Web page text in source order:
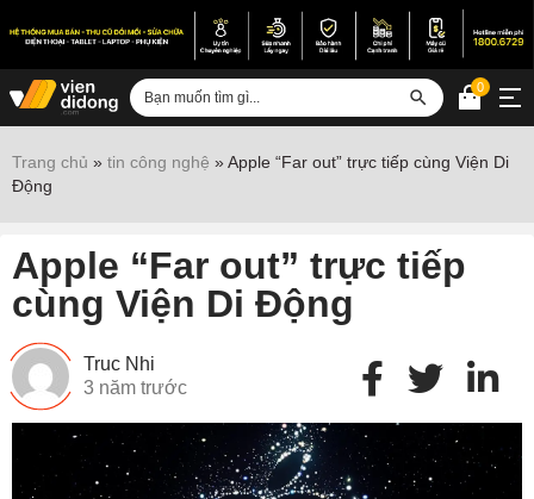
Sửa iPhone
Sửa Vertu
Sửa Macbook
Sửa Laptop
Sửa chữa thiết bị khác
0
Trang chủ » tin công nghệ »Apple “Far out” trực tiếp cùng Viện Di
Động
Apple “Far out” trực tiếp
cùng Viện Di Động
Truc Nhi
3 năm trước